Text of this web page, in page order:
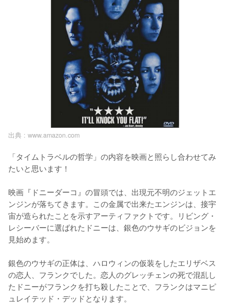
出典 : www.amazon.com
「タイムトラベルの哲学」の内容を映画と照らし合わせてみ
たいと思います！
映画『ドニーダーコ』の冒頭では、出現元不明のジェットエ
ンジンが落ちてきます。この金属で出来たエンジンは、接宇
宙が造られたことを示すアーティファクトです。リビング・
レシーバーに選ばれたドニーは、銀色のウサギのビジョンを
見始めます。
銀色のウサギの正体は、ハロウィンの仮装をしたエリザベス
の恋人、フランクでした。恋人のグレッチェンの死で混乱し
たドニーがフランクを打ち殺したことで、フランクはマニピ
ュレイテッド・デッドとなります。